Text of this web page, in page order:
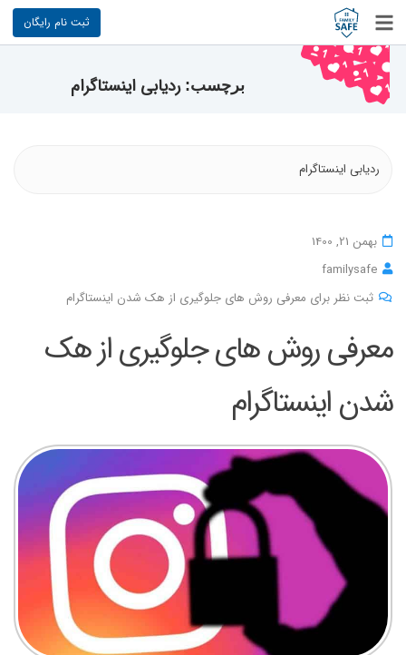
ثبت نام رایگان
برچسب:ردیابی اینستاگرام
ردیابی اینستاگرام
بهمن 21, 1400
familysafe
ثبت نظر برای معرفی روش های جلوگیری از هک شدن اینستاگرام
معرفی روش های جلوگیری از هک
شدن اینستاگرام